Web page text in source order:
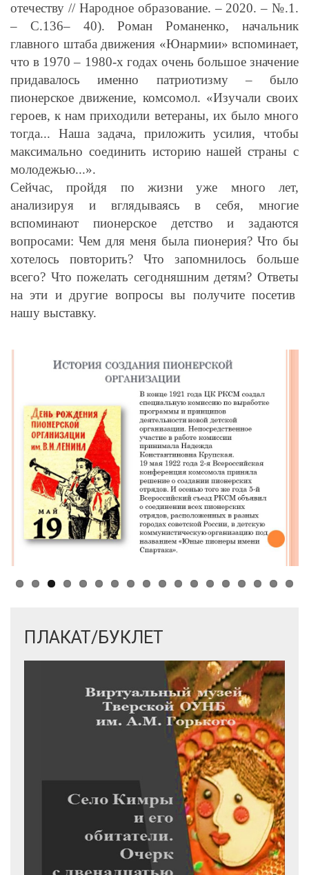
отечеству // Народное образование. – 2020. – №.1.
– С.136– 40). Роман Романенко, начальник
главного штаба движения «Юнармии» вспоминает,
что в 1970 – 1980-х годах очень большое значение
придавалось именно патриотизму – было
пионерское движение, комсомол. «Изучали своих
героев, к нам приходили ветераны, их было много
тогда... Наша задача, приложить усилия, чтобы
максимально соединить историю нашей страны с
молодежью...».
Сейчас, пройдя по жизни уже много лет,
анализируя и вглядываясь в себя, многие
вспоминают пионерское детство и задаются
вопросами: Чем для меня была пионерия? Что бы
хотелось повторить? Что запомнилось больше
всего? Что пожелать сегодняшним детям? Ответы
на эти и другие вопросы вы получите посетив
нашу выставку.
ПЛАКАТ/БУКЛЕТ